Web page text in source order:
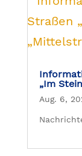
„Im
Aug. 6,